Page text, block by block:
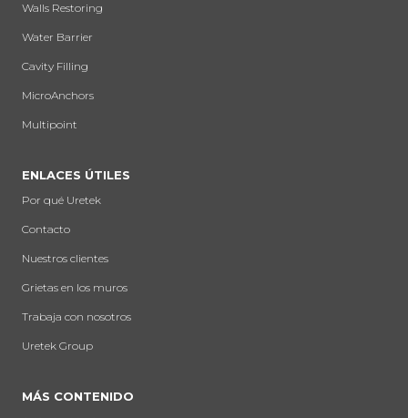
Walls Restoring
Water Barrier
Cavity Filling
MicroAnchors
Multipoint
ENLACES ÚTILES
Por qué Uretek
Contacto
Nuestros clientes
Grietas en los muros
Trabaja con nosotros
Uretek Group
MÁS CONTENIDO